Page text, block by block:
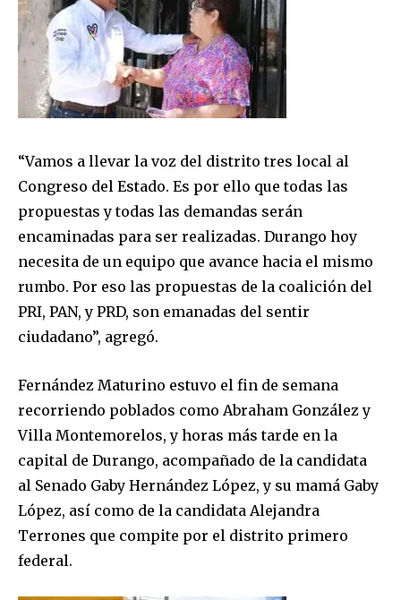
“Vamos a llevar la voz del distrito tres local al
Congreso del Estado. Es por ello que todas las
propuestas y todas las demandas serán
encaminadas para ser realizadas. Durango hoy
necesita de un equipo que avance hacia el mismo
rumbo. Por eso las propuestas de la coalición del
PRI, PAN, y PRD, son emanadas del sentir
ciudadano”, agregó.
Fernández Maturino estuvo el fin de semana
recorriendo poblados como Abraham González y
Villa Montemorelos, y horas más tarde en la
capital de Durango, acompañado de la candidata
al Senado Gaby Hernández López, y su mamá Gaby
López, así como de la candidata Alejandra
Terrones que compite por el distrito primero
federal.